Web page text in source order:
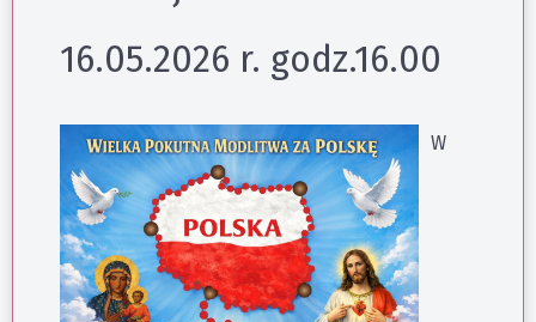
16.05.2026 r. godz.16.00
W